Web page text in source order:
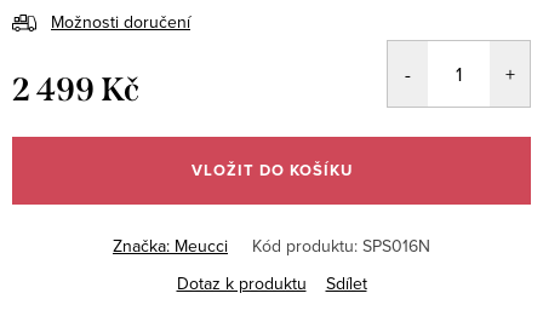
Možnosti doručení
2 499 Kč
cena:
VLOŽIT DO KOŠÍKU
Značka: Meucci Kód produktu: SPS016N
Dotaz k produktu
Sdílet